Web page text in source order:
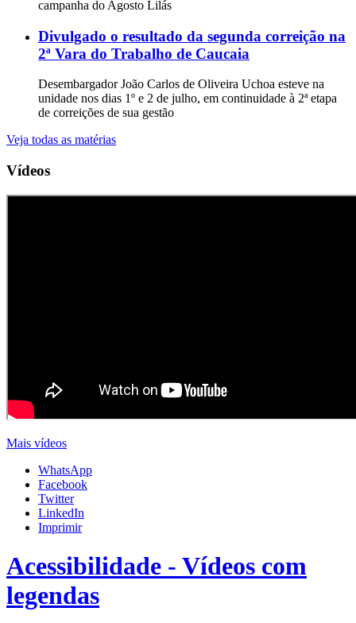
campanha do Agosto Lilás
Divulgado o resultado da segunda correição na
2ª Vara do Trabalho de Caucaia
Desembargador João Carlos de Oliveira Uchoa esteve na
unidade nos dias 1º e 2 de julho, em continuidade à 2ª etapa
de correições de sua gestão
Veja todas as matérias
Vídeos
Mais vídeos
WhatsApp
Facebook
Twitter
LinkedIn
Imprimir
Acessibilidade - Vídeos com
legendas